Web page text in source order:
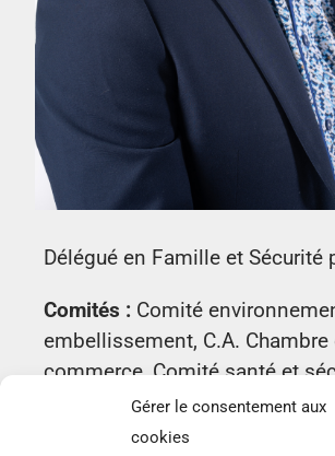
Gérer le consentement aux
cookies
Délégué en Famille et Sécurité
Comités : Comité
embellissement, C.A. Chambre
commerce, Comité santé et
travail, Comité sécurité routière,
Politique Famille-Aînés